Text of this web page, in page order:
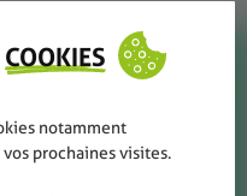
COOKIES
notamment
vos prochaines visites.